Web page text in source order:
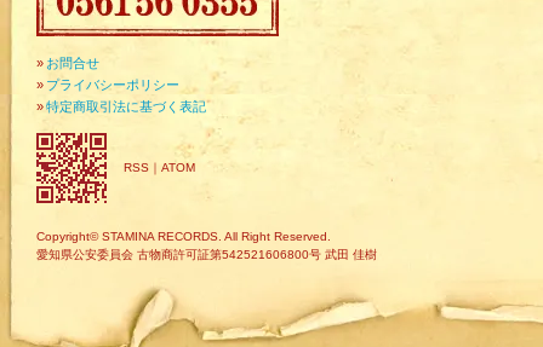
» お問合せ
» プライバシーポリシー
»特定商取引法に基づく表記
RSS ｜ ATOM
Copyright© STAMINA RECORDS. All Right Reserved.
愛知県公安委員会 古物商許可証第542521606800号 武田 佳樹